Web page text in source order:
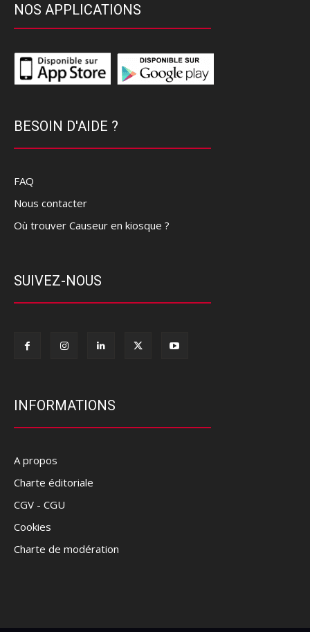
NOS APPLICATIONS
BESOIN D'AIDE ?
FAQ
Nous contacter
Où trouver Causeur en kiosque ?
SUIVEZ-NOUS
INFORMATIONS
A propos
Charte éditoriale
CGV - CGU
Cookies
Charte de modération